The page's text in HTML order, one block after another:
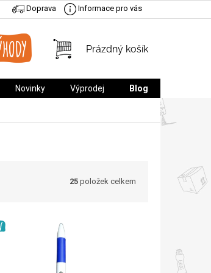
Doprava Informace pro vás
NÁKUPNÍ
Prázdný košík
Novinky Výprodej Blog
25 položek celkem